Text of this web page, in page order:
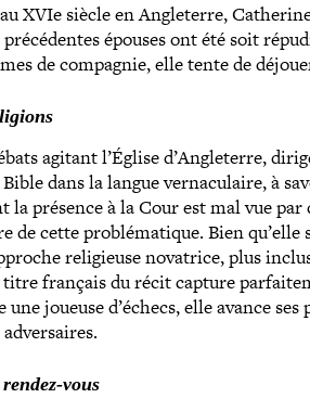
XVIe siècle en Angleterre,
épouses ont été soit
de compagnie, elle tente de
agitant l’Église d’Angleterre,
dans la langue ver­na­cu­laire, à
la présence à la Cour est mal vue
de cette pro­blé­ma­tique. Bien
reli­gieuse novatrice, plus
français du récit capture
une joueuse d’échecs, elle avance
vous